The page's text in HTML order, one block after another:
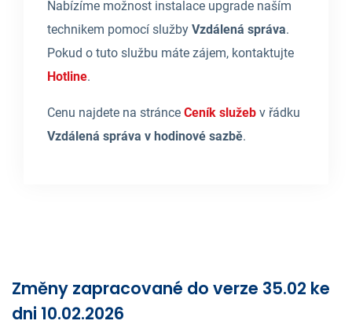
Nabízíme možnost instalace upgrade naším
technikem pomocí služby Vzdálená správa.
Pokud o tuto službu máte zájem, kontaktujte
Hotline.
Cenu najdete na stránce Ceník služeb v řádku
Vzdálená správa v hodinové sazbě.
Změny zapracované do verze 35.02 ke
dni 10.02.2026